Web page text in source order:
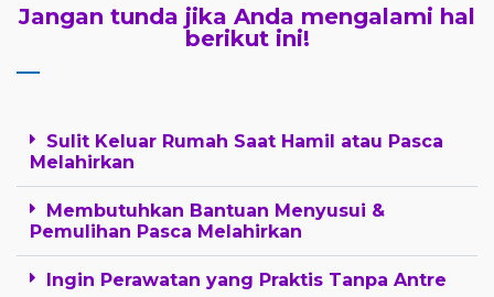
Jangan tunda jika Anda mengalami hal
berikut ini!
Sulit Keluar Rumah Saat Hamil atau Pasca
Melahirkan
Membutuhkan Bantuan Menyusui &
Pemulihan Pasca Melahirkan
Ingin Perawatan yang Praktis Tanpa Antre